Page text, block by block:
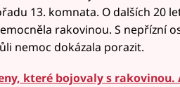
13. komnata. O dalších 20
rakovinou. S nepřízní
nemoc dokázala porazit.
které bojovaly s rakovinou.